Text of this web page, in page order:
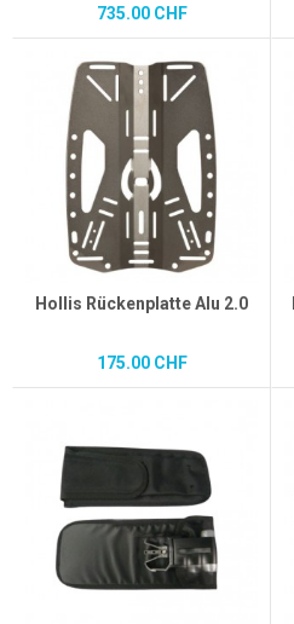
735.00 CHF
Hollis Rückenplatte Alu 2.0
175.00 CHF